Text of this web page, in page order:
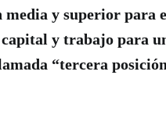
y superior para
y trabajo para
“tercera